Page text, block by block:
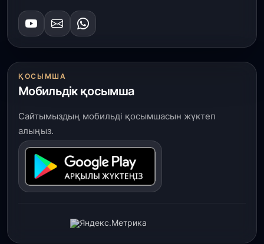
ҚОСЫМША
Мобильдік қосымша
Сайтымыздың мобильді қосымшасын жүктеп
алыңыз.